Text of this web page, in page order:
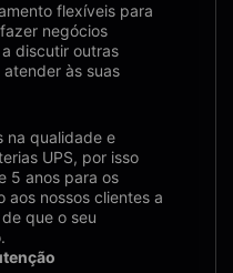
flexíveis para
negócios
discutir outras
às suas
na qualidade e
UPS, por isso
5 anos para os
aos nossos clientes a
que o seu